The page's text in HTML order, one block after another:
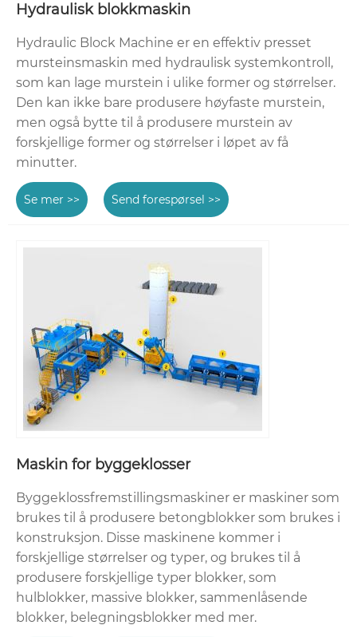
Hydraulisk blokkmaskin
Hydraulic Block Machine er en effektiv presset
mursteinsmaskin med hydraulisk systemkontroll,
som kan lage murstein i ulike former og størrelser.
Den kan ikke bare produsere høyfaste murstein,
men også bytte til å produsere murstein av
forskjellige former og størrelser i løpet av få
minutter.
Se mer >> Send forespørsel >>
Maskin for byggeklosser
Byggeklossfremstillingsmaskiner er maskiner som
brukes til å produsere betongblokker som brukes i
konstruksjon. Disse maskinene kommer i
forskjellige størrelser og typer, og brukes til å
produsere forskjellige typer blokker, som
hulblokker, massive blokker, sammenlåsende
blokker, belegningsblokker med mer.